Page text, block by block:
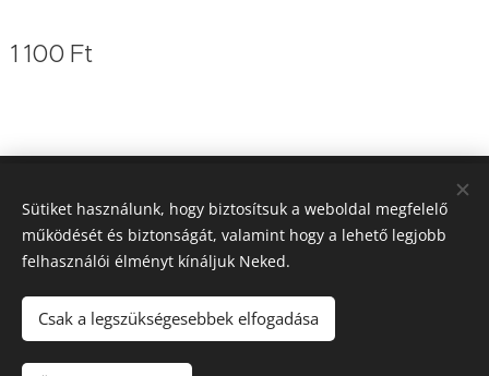
1 100 Ft
Koleszár Zoltán bélyegkereskedő
0620/9364-757 Sütik
Magyar
English Deutsch
Sütiket használunk, hogy biztosítsuk a weboldal megfelelő
működését és biztonságát, valamint hogy a lehető legjobb
felhasználói élményt kínáljuk Neked.
Csak a legszükségesebbek elfogadása